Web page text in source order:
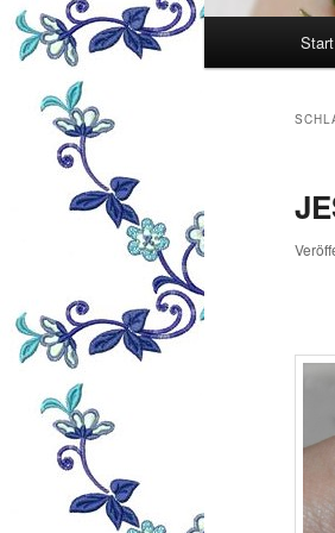
Start